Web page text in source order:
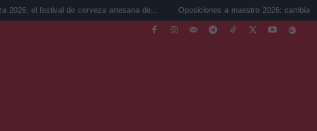
de cerveza artesana de... Oposiciones a maestro 2026: cambian la legislación...